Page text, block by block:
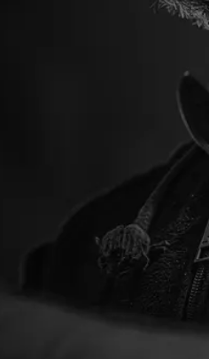
na Grande
para todo o
A ALW, sediada em Osasco,